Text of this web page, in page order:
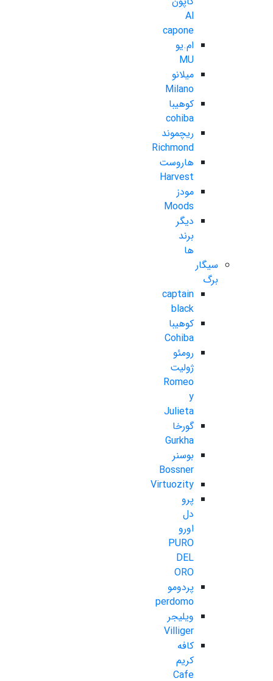
Al
capone
ام.یو
MU
میلانو
Milano
کوهیبا
cohiba
ریچموند
Richmond
هاروست
Harvest
مودز
Moods
دیگر
برند
ها
سیگار
برگ
captain
black
کوهیبا
Cohiba
رومئو
ژولیت
Romeo
y
Julieta
گورخا
Gurkha
بوسنر
Bossner
Virtuozity
پرو
دل
اورو
PURO
DEL
ORO
پردومو
perdomo
ویلیجر
Villiger
کافه
کریم
Cafe